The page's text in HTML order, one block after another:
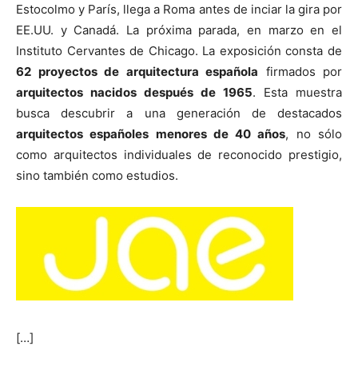
Estocolmo y París, llega a Roma antes de inciar la gira por
EE.UU. y Canadá. La próxima parada, en marzo en el
Instituto Cervantes de Chicago. La exposición consta de
62 proyectos de arquitectura española firmados por
arquitectos nacidos después de 1965. Esta muestra
busca descubrir a una generación de destacados
arquitectos españoles menores de 40 años, no sólo
como arquitectos individuales de reconocido prestigio,
sino también como estudios.
[…]